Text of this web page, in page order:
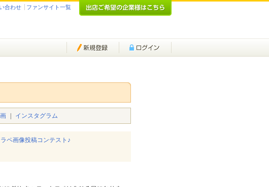
合わせ ファンサイト一覧
インスタグラム
ペ画像投稿コンテスト♪